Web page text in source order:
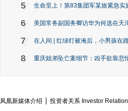
5 生命至上！第83集团军某旅紧急实
6 美国常务副国务卿访华为何选在天
7 在人间 | 红绿灯被淹后，小男孩在
8 重庆姐弟坠亡案细节：凶手欲靠悲
凤凰新媒体介绍 投资者关系 Investor